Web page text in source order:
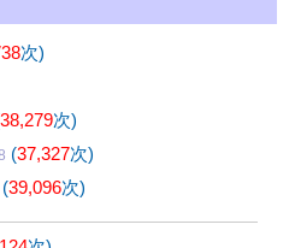
次)
38,279次)
(37,327次)
(39,096次)